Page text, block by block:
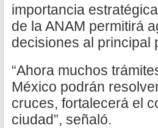
importancia
de la ANAM permitirá
decisiones al principal
“Ahora muchos
México podrán
cruces, fortalecerá el
ciudad”, señaló.